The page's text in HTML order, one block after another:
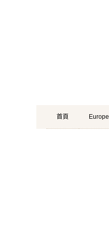
Primary
Menu
Skip
to
首頁 Europe